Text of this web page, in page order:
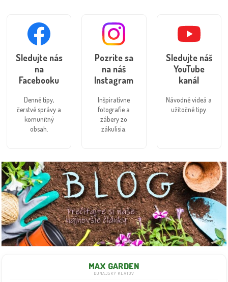
MAX GARDEN
DUNAJSKÝ KLÁTOV
Sledujte nás
na
Facebooku
Denné tipy,
čerstvé správy a
komunitný
obsah.
Pozrite sa
na náš
Instagram
Inšpiratívne
fotografie a
zábery zo
zákulisia.
Sledujte náš
YouTube
kanál
Návodné videá a
užitočné tipy.